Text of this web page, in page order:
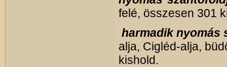
felé, összesen 301
harmadik nyomás
alja, Cigléd-alja,
kishold.